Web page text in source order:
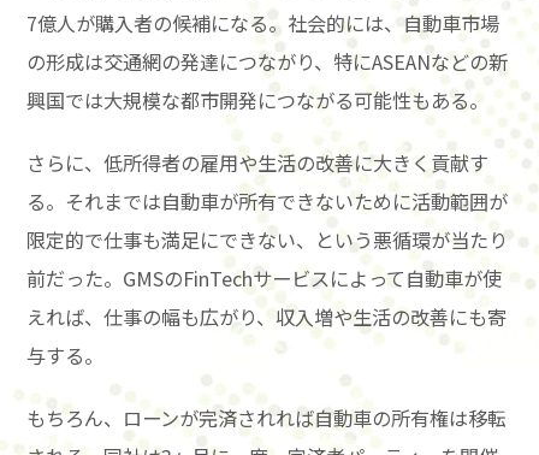
7億人が購入者の候補になる。社会的には、自動車市場
の形成は交通網の発達につながり、特にASEANなどの新
興国では大規模な都市開発につながる可能性もある。
さらに、低所得者の雇用や生活の改善に大きく貢献す
る。それまでは自動車が所有できないために活動範囲が
限定的で仕事も満足にできない、という悪循環が当たり
前だった。GMSのFinTechサービスによって自動車が使
えれば、仕事の幅も広がり、収入増や生活の改善にも寄
与する。
もちろん、ローンが完済されれば自動車の所有権は移転